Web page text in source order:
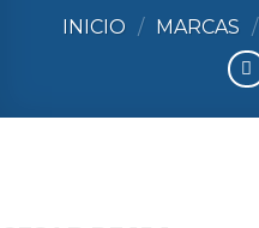
INICIO / MARCAS /